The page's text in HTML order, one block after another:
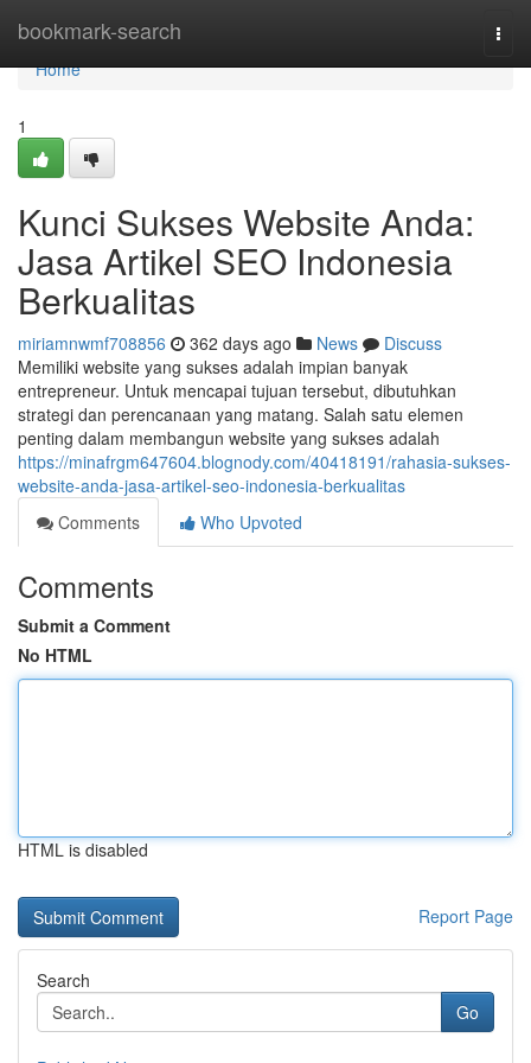
bookmark-search
Home
Home
1
Kunci Sukses Website Anda:
Jasa Artikel SEO Indonesia
Berkualitas
miriamnwmf708856 362 days ago News
Discuss
Memiliki website yang sukses adalah impian banyak
entrepreneur. Untuk mencapai tujuan tersebut, dibutuhkan
strategi dan perencanaan yang matang. Salah satu elemen
penting dalam membangun website yang sukses adalah
https://minafrgm647604.blognody.com/40418191/rahasia-sukses-
website-anda-jasa-artikel-seo-indonesia-berkualitas
Comments
Who Upvoted
Comments
Submit a Comment
No HTML
HTML is disabled
Report Page
Search
Go